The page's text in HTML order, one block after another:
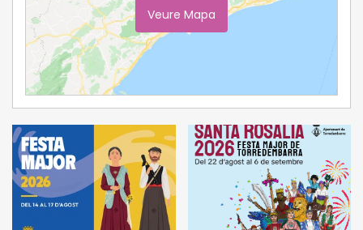
Veure Mapa